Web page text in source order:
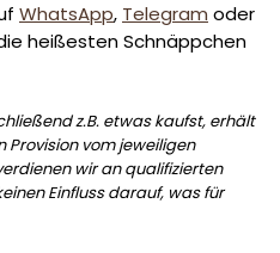
WhatsApp, Telegram oder
heißesten Schnäppchen
z.B. etwas kaufst, erhält
Provision vom jeweiligen
wir an qualifizierten
Einfluss darauf, was für